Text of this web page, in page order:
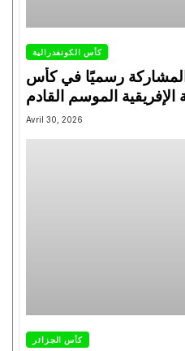
كأس الكونفدرالية
المشاركة رسميًا في كأس
Avril 30, 2026
كأس الجزائر